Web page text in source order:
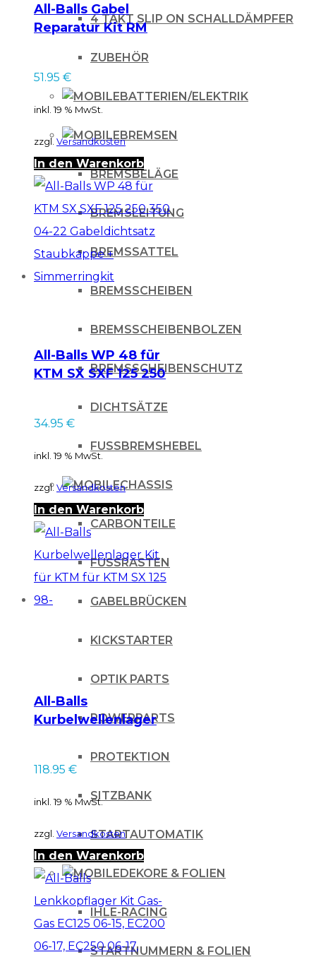
4 TAKT SLIP ON SCHALLDÄMPFER
ZUBEHÖR
BATTERIEN/ELEKTRIK
BREMSEN
BREMSBELÄGE
BREMSLEITUNG
BREMSSATTEL
BREMSSCHEIBEN
BREMSSCHEIBENBOLZEN
BREMSSCHEIBENSCHUTZ
DICHTSÄTZE
FUSSBREMSHEBEL
CHASSIS
CARBONTEILE
FUSSRASTEN
GABELBRÜCKEN
KICKSTARTER
OPTIK PARTS
POWERPARTS
PROTEKTION
SITZBANK
STARTAUTOMATIK
DEKORE & FOLIEN
IHLE-RACING
STARTNUMMERN & FOLIEN
All-Balls Gabel
Reparatur Kit RM
51.95 €
inkl. 19 % MwSt.
zzgl. Versandkosten
In den Warenkorb
All-Balls WP 48 für
KTM SX SXF 125 250
Gabeldichtsatz
Staubkappe +
Simmerringkit
34.95 €
inkl. 19 % MwSt.
zzgl.Versandkosten
In den Warenkorb
All-Balls
Kurbelwellenlager
SX 125 98-
118.95 €
inkl. 19 % MwSt.
zzgl. Versandkosten
In den Warenkorb